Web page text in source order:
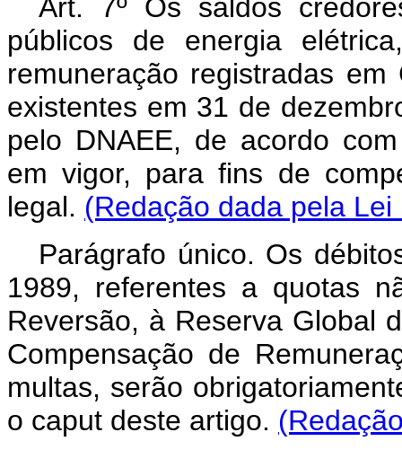
Art. 7º Os saldos
públicos de energia
remuneração registradas
existentes em 31 de
pelo DNAEE, de acordo
em vigor, para fins de
legal. (Redação dada pela
Parágrafo único. Os
1989, referentes a quotas
Reversão, à Reserva Global
Compensação de
multas, serão
o caput deste artigo.